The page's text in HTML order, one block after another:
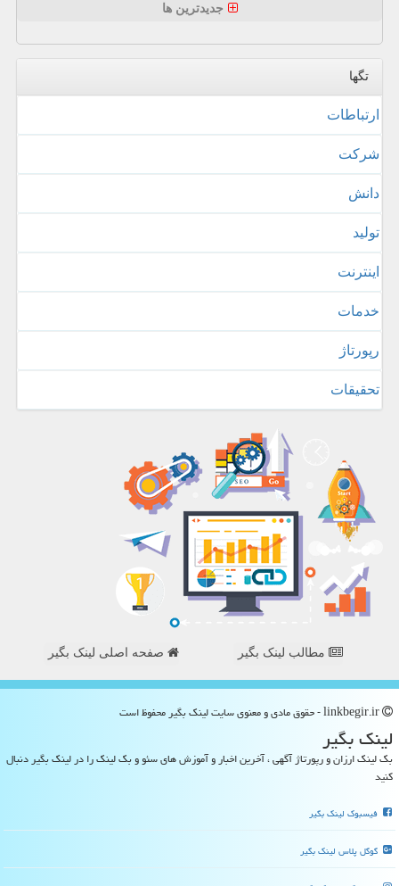
جدیدترین ها
تگها
ارتباطات
شركت
دانش
تولید
اینترنت
خدمات
رپورتاژ
تحقیقات
مطالب لینک بگیر صفحه اصلی لینک بگیر
لینك بگیر
بک لینک ارزان و رپورتاژ آگهی ، آخرین اخبار و آموزش های سئو و بک لینک را در لینک بگیر دنبال
کنید
فیسبوک لینک بگیر
گوگل پلاس لینک بگیر